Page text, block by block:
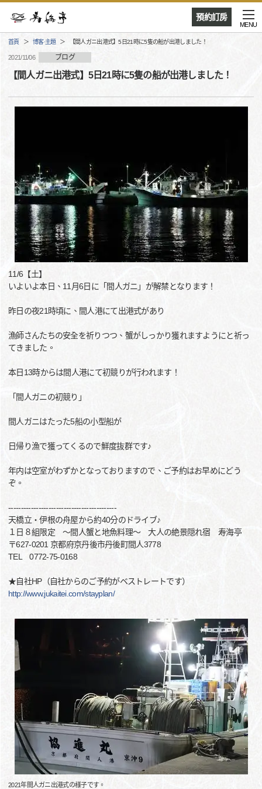
預約訂房
MENU
首頁 博客·主題 【間人ガニ出港式】5日21時に5隻の船が出港しました！
2021/11/06 ブログ
【間人ガニ出港式】5日21時に5隻の船が出港しました！
11/6【土】
いよいよ本日、11月6日に「間人ガニ」が解禁となります！
昨日の夜21時頃に、間人港にて出港式があり
漁師さんたちの安全を祈りつつ、蟹がしっかり獲れますようにと祈っ
てきました。
本日13時からは間人港にて初競りが行われます！
「間人ガニの初競り」
間人ガニはたった5船の小型船が
日帰り漁で獲ってくるので鮮度抜群です♪
年内は空室がわずかとなっておりますので、ご予約はお早めにどう
ぞ。
-------------------------------------------
天橋立・伊根の舟屋から約40分のドライブ♪
１日８組限定 ～間人蟹と地魚料理～ 大人の絶景隠れ宿 寿海亭
〒627-0201 京都府京丹後市丹後町間人3778
TEL 0772-75-0168
★自社HP（自社からのご予約がベストレートです）
http://www.jukaitei.com/stayplan/
2021年間人ガニ出港式の様子です。